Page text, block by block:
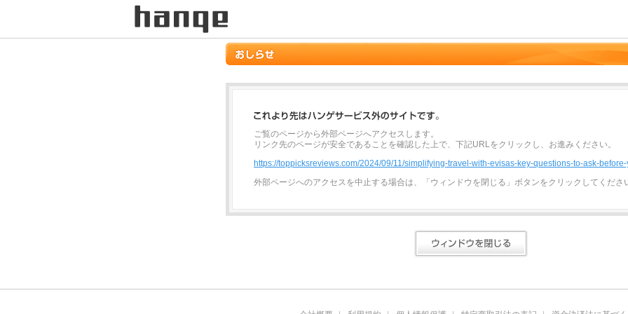
ご覧のページから外部ページへアクセスします。
リンク先のページが安全であることを確認した上で、下記URLをクリックし、お進みください。
https://toppicksreviews.com/2024/09/11/simplifying-travel-with-evisas-key-questions-to-ask-
外部ページへのアクセスを中止する場合は、「ウィンドウを閉じる」ボタンをクリックしてくださ